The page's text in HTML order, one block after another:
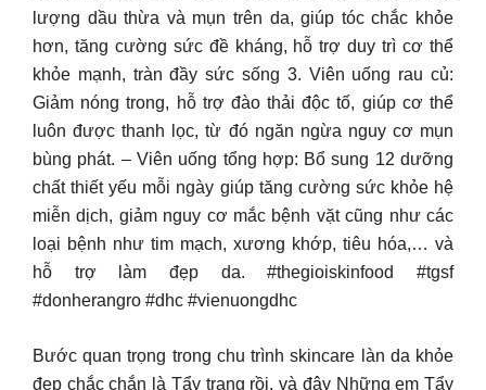
lượng dầu thừa và mụn trên da, giúp tóc chắc khỏe
hơn, tăng cường sức đề kháng, hỗ trợ duy trì cơ thể
khỏe mạnh, tràn đầy sức sống 3. Viên uống rau củ:
Giảm nóng trong, hỗ trợ đào thải độc tố, giúp cơ thể
luôn được thanh lọc, từ đó ngăn ngừa nguy cơ mụn
bùng phát. – Viên uống tổng hợp: Bổ sung 12 dưỡng
chất thiết yếu mỗi ngày giúp tăng cường sức khỏe hệ
miễn dịch, giảm nguy cơ mắc bệnh vặt cũng như các
loại bệnh như tim mạch, xương khớp, tiêu hóa,… và
hỗ trợ làm đẹp da. #thegioiskinfood #tgsf
#donherangro #dhc #vienuongdhc
Bước quan trọng trong chu trình skincare làn da khỏe
đẹp chắc chắn là Tẩy trang rồi, và đây Những em Tẩy